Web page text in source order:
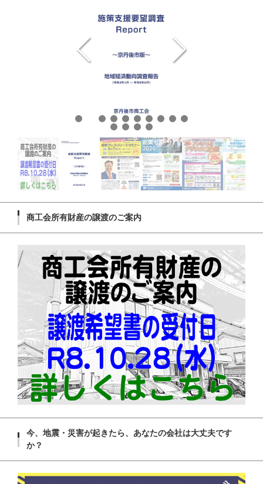
商工会所有財産の譲渡のご案内
今、地震・災害が起きたら、あなたの会社は大丈夫です
か？